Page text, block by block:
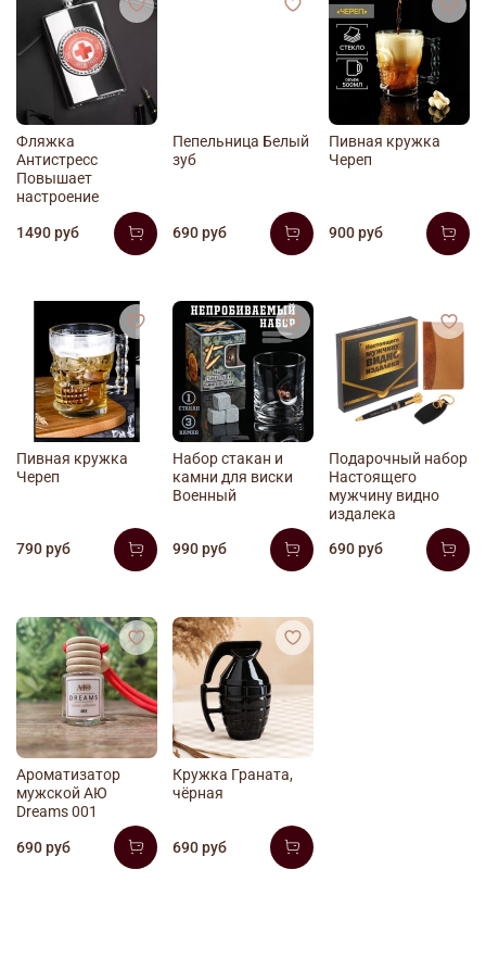
Фляжка
Антистресс
Повышает
настроение
1490 руб
Пепельница Белый
зуб
690 руб
Пивная кружка
Череп
900 руб
Пивная кружка
Череп
790 руб
Набор стакан и
камни для виски
Военный
990 руб
Подарочный набор
Настоящего
мужчину видно
издалека
690 руб
Ароматизатор
мужской АЮ
Dreams 001
690 руб
Кружка Граната,
чёрная
690 руб